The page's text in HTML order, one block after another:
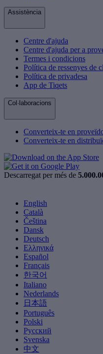
Assistència
Centre d'ajuda
Centre d'ajuda per a
Termes i condicions
Política de ressenyes de
Política de privadesa
App de Tiqets
Col·laboracions
Converteix-te en
Converteix-te en
Descarregat per més de
English
Català
Čeština
Dansk
Deutsch
Ελληνικά
Español
Français
한국어
Italiano
Nederlands
日本語
Português
Polski
Русский
Svenska
中文